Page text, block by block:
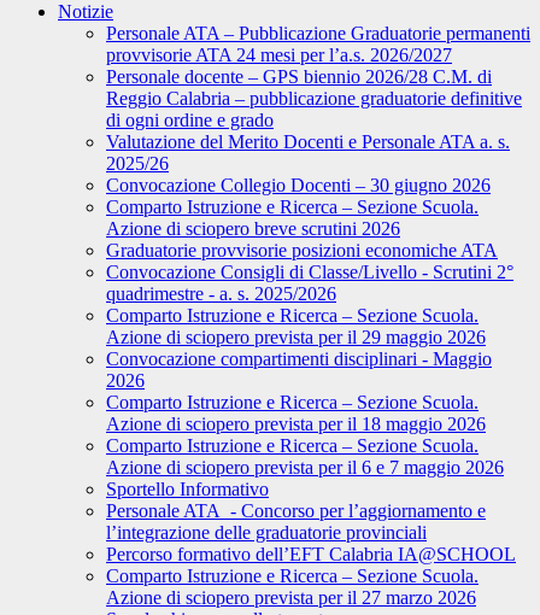
Notizie
Personale ATA – Pubblicazione Graduatorie permanenti
provvisorie ATA 24 mesi per l’a.s. 2026/2027
Personale docente – GPS biennio 2026/28 C.M. di
Reggio Calabria – pubblicazione graduatorie definitive
di ogni ordine e grado
Valutazione del Merito Docenti e Personale ATA a. s.
2025/26
Convocazione Collegio Docenti – 30 giugno 2026
Comparto Istruzione e Ricerca – Sezione Scuola.
Azione di sciopero breve scrutini 2026
Graduatorie provvisorie posizioni economiche ATA
Convocazione Consigli di Classe/Livello - Scrutini 2°
quadrimestre - a. s. 2025/2026
Comparto Istruzione e Ricerca – Sezione Scuola.
Azione di sciopero prevista per il 29 maggio 2026
Convocazione compartimenti disciplinari - Maggio
2026
Comparto Istruzione e Ricerca – Sezione Scuola.
Azione di sciopero prevista per il 18 maggio 2026
Comparto Istruzione e Ricerca – Sezione Scuola.
Azione di sciopero prevista per il 6 e 7 maggio 2026
Sportello Informativo
Personale ATA - Concorso per l’aggiornamento e
l’integrazione delle graduatorie provinciali
Percorso formativo dell’EFT Calabria IA@SCHOOL
Comparto Istruzione e Ricerca – Sezione Scuola.
Azione di sciopero prevista per il 27 marzo 2026